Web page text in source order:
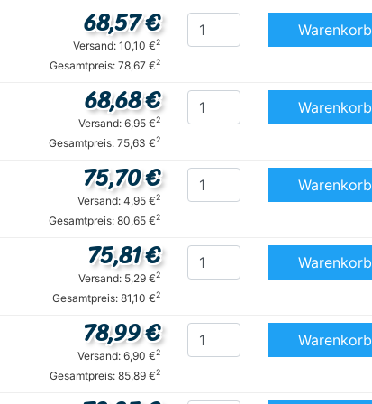
68,57 €
Versand: 10,10 €2
Gesamtpreis: 78,67 €2
Warenkorb
68,68 €
Versand: 6,95 €2
Gesamtpreis: 75,63 €2
Warenkorb
75,70 €
Versand: 4,95 €2
Gesamtpreis: 80,65 €2
Warenkorb
75,81 €
Versand: 5,29 €2
Gesamtpreis: 81,10 €2
Warenkorb
78,99 €
Versand: 6,90 €2
Gesamtpreis: 85,89 €2
Warenkorb